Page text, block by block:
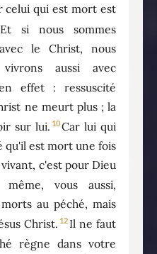
celui qui est mort est
Et si nous sommes
le Christ, nous
aussi avec
effet : ressuscité
ne meurt plus ; la
sur lui. 10Car lui qui
qu'il est mort une fois
c'est pour Dieu
même, vous aussi,
au péché, mais
Christ. 12 Il ne faut
règne dans votre